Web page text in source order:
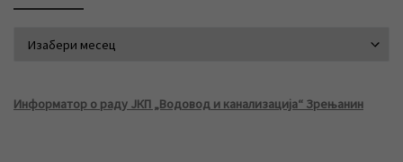
Информатор о раду ЈКП „Водовод и канализација“ Зрењанин